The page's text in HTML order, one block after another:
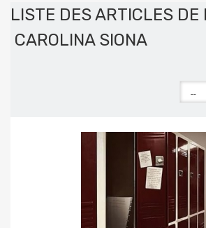
LISTE DES ARTICLES DE
CAROLINA SIONA